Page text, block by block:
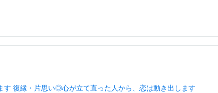
す 復縁・片思い◎心が立て直った人から、恋は動き出します